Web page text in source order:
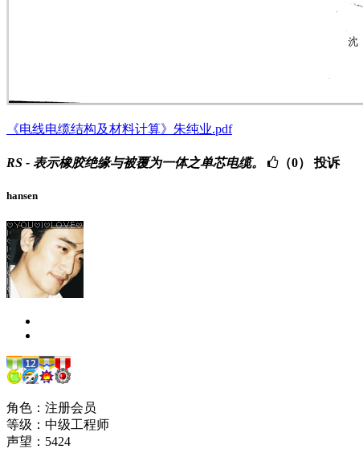
《电线电缆结构及材料计算》朱纯业.pdf
RS - 表示橡胶绝缘与被覆为一体之单芯电缆。 （0） 投诉
hansen
角色：注册会员
等级：中级工程师
声望： 5424